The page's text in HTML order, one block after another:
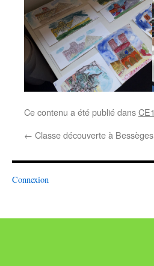
Ce contenu a été publié dansCE1
← Classe découverte à Bessèges
Connexion